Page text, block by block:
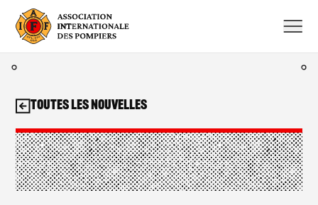
contenu
Toutes les nouvelles